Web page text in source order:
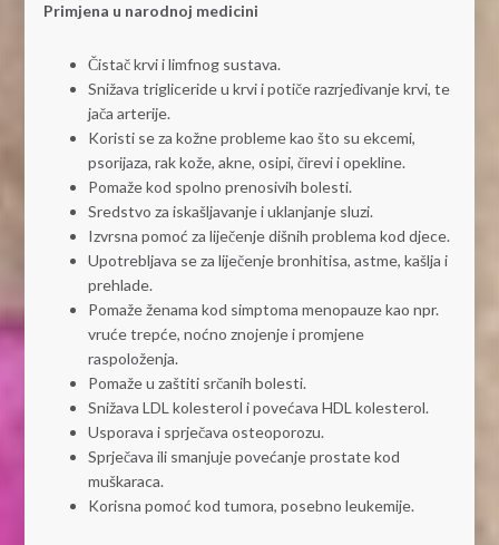
Primjena u narodnoj medicini
Čistač krvi i limfnog sustava.
Snižava trigliceride u krvi i potiče razrjeđivanje krvi, te
jača arterije.
Koristi se za kožne probleme kao što su ekcemi,
psorijaza, rak kože, akne, osipi, čirevi i opekline.
Pomaže kod spolno prenosivih bolesti.
Sredstvo za iskašljavanje i uklanjanje sluzi.
Izvrsna pomoć za liječenje dišnih problema kod djece.
Upotrebljava se za liječenje bronhitisa, astme, kašlja i
prehlade.
Pomaže ženama kod simptoma menopauze kao npr.
vruće trepće, noćno znojenje i promjene
raspoloženja.
Pomaže u zaštiti srčanih bolesti.
Snižava LDL kolesterol i povećava HDL kolesterol.
Usporava i sprječava osteoporozu.
Sprječava ili smanjuje povećanje prostate kod
muškaraca.
Korisna pomoć kod tumora, posebno leukemije.